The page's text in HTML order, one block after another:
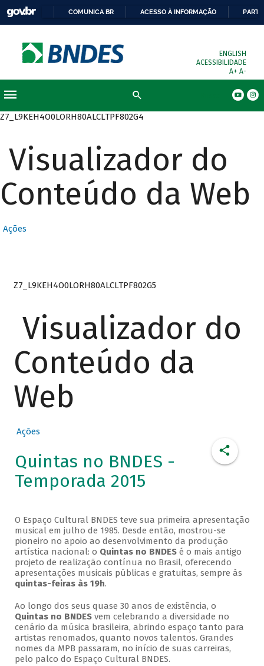
COMUNICA BR ACESSO À INFORMAÇÃO
ENGLISH
ACESSIBILIDADE
A+ A-
Z7_L9KEH4O0LORH80ALCLTPF802G4
Visualizador do
Conteúdo da Web
Ações
Z7_L9KEH4O0LORH80ALCLTPF802G5
Visualizador do
Conteúdo da
Web
Ações
Quintas no BNDES -
Temporada 2015
O Espaço Cultural BNDES teve sua primeira apresentação
musical em julho de 1985. Desde então, mostrou-se
pioneiro no apoio ao desenvolvimento da produção
artística nacional: o Quintas no BNDESé o mais antigo
projeto de realização contínua no Brasil, oferecendo
apresentações musicais públicas e gratuitas, sempre às
quintas-feiras às 19h.
Ao longo dos seus quase 30 anos de existência, o
Quintas no BNDESvem celebrando a diversidade no
cenário da música brasileira, abrindo espaço tanto para
artistas renomados, quanto novos talentos. Grandes
nomes da MPB passaram, no início de suas carreiras,
pelo palco do Espaço Cultural BNDES.